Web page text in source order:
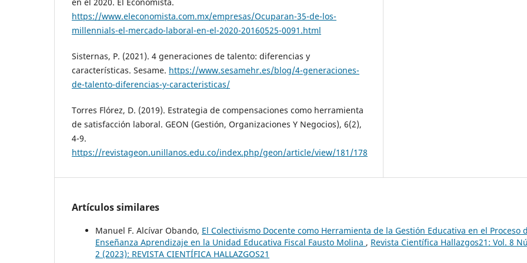
https://www.eleconomista.com.mx/empresas/Ocuparan-35-de-los-
millennials-el-mercado-laboral-en-el-2020-20160525-0091.html
Sisternas, P. (2021). 4 generaciones de talento: diferencias y
características. Sesame. https://www.sesamehr.es/blog/4-generaciones-
de-talento-diferencias-y-caracteristicas/
Torres Flórez, D. (2019). Estrategia de compensaciones como herramienta
de satisfacción laboral. GEON (Gestión, Organizaciones Y Negocios), 6(2),
4-9.
https://revistageon.unillanos.edu.co/index.php/geon/article/view/181/178
Artículos similares
Manuel F. Alcívar Obando, El Colectivismo Docente como Herramienta de la Gestión Educativa en el Proceso
Enseñanza Aprendizaje en la Unidad Educativa Fiscal Fausto Molina , Revista Científica Hallazgos21: Vol. 8
2 (2023): REVISTA CIENTÍFICA HALLAZGOS21